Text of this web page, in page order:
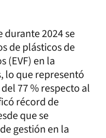
2024 se
de plásticos de
(EVF) en la
lo que representó
77 % respecto al
récord de
que se
gestión en la